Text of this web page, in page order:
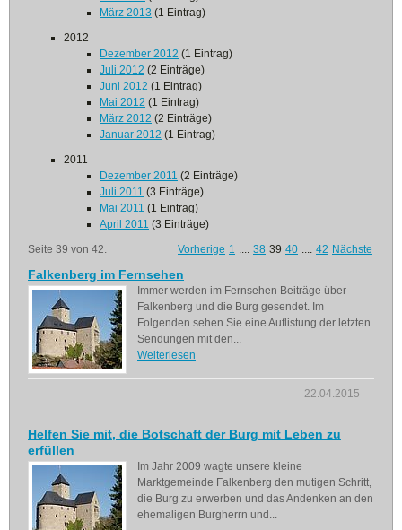
März 2013 (1 Eintrag)
2012
Dezember 2012 (1 Eintrag)
Juli 2012 (2 Einträge)
Juni 2012 (1 Eintrag)
Mai 2012 (1 Eintrag)
März 2012 (2 Einträge)
Januar 2012 (1 Eintrag)
2011
Dezember 2011 (2 Einträge)
Juli 2011 (3 Einträge)
Mai 2011 (1 Eintrag)
April 2011 (3 Einträge)
Seite 39 von 42.
Vorherige 1 .... 38 39 40 .... 42 Nächste
Falkenberg im Fernsehen
Immer werden im Fernsehen Beiträge über
Falkenberg und die Burg gesendet. Im
Folgenden sehen Sie eine Auflistung der letzten
Sendungen mit den...
Weiterlesen
22.04.2015
Helfen Sie mit, die Botschaft der Burg mit Leben zu
erfüllen
Im Jahr 2009 wagte unsere kleine
Marktgemeinde Falkenberg den mutigen Schritt,
die Burg zu erwerben und das Andenken an den
ehemaligen Burgherrn und...